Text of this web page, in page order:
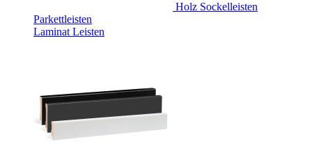
Holz Sockelleisten
Parkettleisten
Laminat Leisten